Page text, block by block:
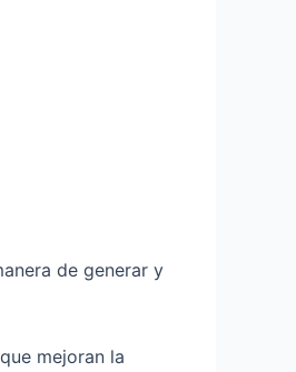
de generar y
mejoran la